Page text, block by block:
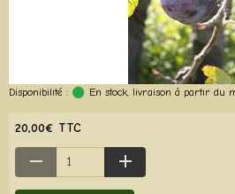
Disponibilité : En stock, livraison à partir du
20,00€ TTC